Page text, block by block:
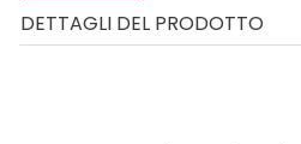
DETTAGLI DEL PRODOTTO